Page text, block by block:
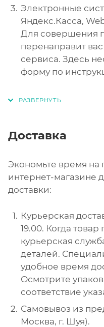
Электронные
Яндекс.Касса,
Для совершения
перенаправит
сервиса. Здесь
форму по
Доставка
Экономьте время на
интернет-магазине
доставки:
Курьерская
19.00. Когда товар
курьерская
деталей.
удобное время
Осмотрите
соответствие
Самовывоз из
Москва, г. Шуя).